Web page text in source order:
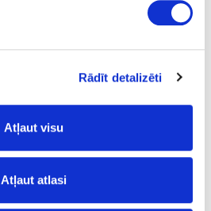
Rādīt detalizēti
Atļaut visu
Atļaut atlasi
20.66